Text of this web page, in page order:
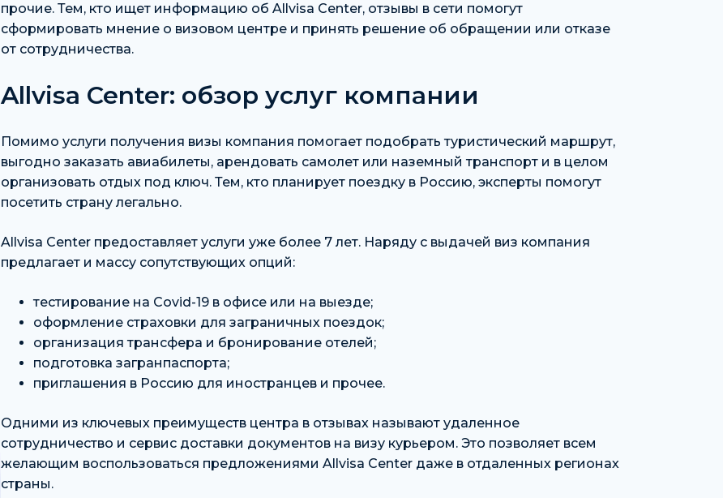
прочие. Тем, кто ищет информацию об Allvisa Center, отзывы в сети помогут
сформировать мнение о визовом центре и принять решение об обращении или отказе
от сотрудничества.
Allvisa Center: обзор услуг компании
Помимо услуги получения визы компания помогает подобрать туристический маршрут,
выгодно заказать авиабилеты, арендовать самолет или наземный транспорт и в целом
организовать отдых под ключ. Тем, кто планирует поездку в Россию, эксперты помогут
посетить страну легально.
Allvisa Center предоставляет услуги уже более 7 лет. Наряду с выдачей виз компания
предлагает и массу сопутствующих опций:
тестирование на Covid-19 в офисе или на выезде;
оформление страховки для заграничных поездок;
организация трансфера и бронирование отелей;
подготовка загранпаспорта;
приглашения в Россию для иностранцев и прочее.
Одними из ключевых преимуществ центра в отзывах называют удаленное
сотрудничество и сервис доставки документов на визу курьером. Это позволяет всем
желающим воспользоваться предложениями Allvisa Center даже в отдаленных регионах
страны.